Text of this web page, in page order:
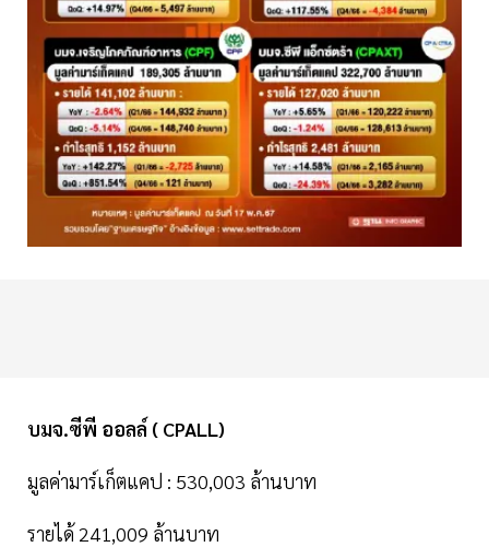
บมจ.ซีพี ออลล์ ( CPALL)
มูลค่ามาร์เก็ตแคป : 530,003 ล้านบาท
รายได้ 241,009 ล้านบาท